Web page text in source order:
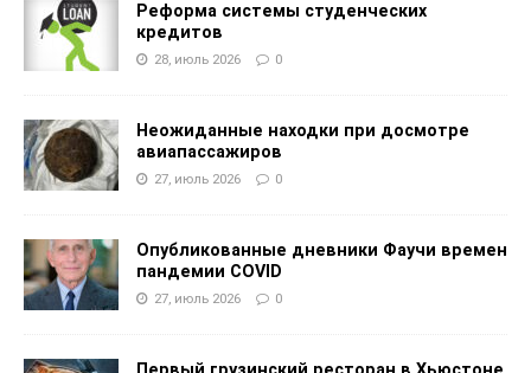
Реформа системы студенческих
кредитов
28, июль 2026 0
Неожиданные находки при досмотре
авиапассажиров
27, июль 2026 0
Опубликованные дневники Фаучи времен
пандемии COVID
27, июль 2026 0